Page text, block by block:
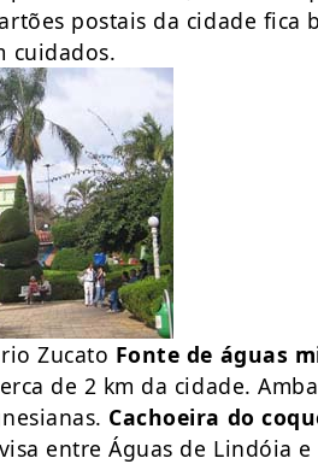
postais da cidade fica
cuidados.
Zucato Fonte de águas
de 2 km da cidade.
Cachoeira do
entre Águas de Lindóia